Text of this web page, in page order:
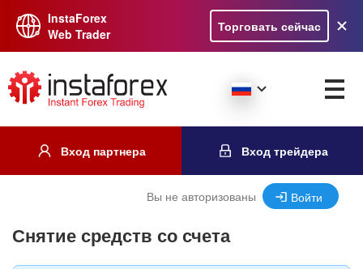
InstaForex
Web Trader
Торговать сейчас
Вход партнера Вход трейдера
Вы не авторизованы Войти
Снятие средств со счета